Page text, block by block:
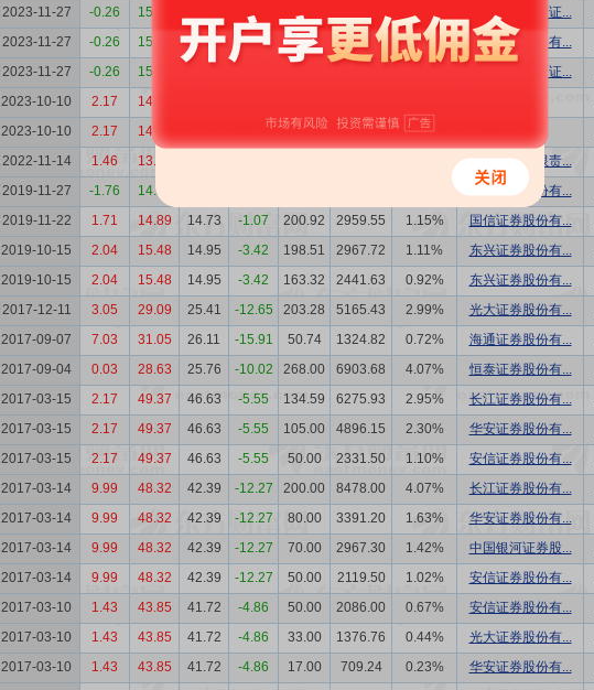
2023-11-27 -0.26 15.11 -7.02 27.36 0.14% 中国中金财富证...
2023-11-27 -0.26 15.11 14.05 -7.02 23.69 332.84 0.13% 长江证券股份有...
2023-11-27 -0.26 15.11 中国中金财富证...
2023-10-10 2.17 14.60
2023-10-10 2.17 14.60 -9.45 116.00 1533.52 0.60%
2022-11-14 1.46 13.23 华福证券有限责...
2019-11-27 -1.76 14.52 国信证券股份有...
2019-11-22 1.71 14.89 14.73 -1.07 200.92 2959.55 1.15% 国信证券股份有...
2019-10-15 2.04 15.48 14.95 -3.42 198.51 2967.72 1.11% 东兴证券股份有...
2019-10-15 2.04 15.48 14.95 -3.42 163.32 2441.63 0.92% 东兴证券股份有...
2017-12-11 3.05 29.09 25.41 -12.65 203.28 5165.43 2.99% 光大证券股份有...
2017-09-07 7.03 31.05 26.11 -15.91 50.74 1324.82 0.72% 海通证券股份有...
2017-09-04 0.03 28.63 25.76 -10.02 268.00 6903.68 4.07% 恒泰证券股份有...
2017-03-15 2.17 49.37 46.63 -5.55 134.59 6275.93 2.95% 长江证券股份有...
2017-03-15 2.17 49.37 46.63 -5.55 105.00 4896.15 2.30% 华安证券股份有...
2017-03-15 2.17 49.37 46.63 -5.55 50.00 2331.50 1.10% 安信证券股份有...
2017-03-14 9.99 48.32 42.39 -12.27 200.00 8478.00 4.07% 长江证券股份有...
2017-03-14 9.99 48.32 42.39 -12.27 80.00 3391.20 1.63% 华安证券股份有...
2017-03-14 9.99 48.32 42.39 -12.27 70.00 2967.30 1.42% 中国银河证券股...
2017-03-14 9.99 48.32 42.39 -12.27 50.00 2119.50 1.02% 安信证券股份有...
2017-03-10 1.43 43.85 41.72 -4.86 50.00 2086.00 0.67% 安信证券股份有...
2017-03-10 1.43 43.85 41.72 -4.86 33.00 1376.76 0.44% 光大证券股份有...
2017-03-10 1.43 43.85 41.72 -4.86 17.00 709.24 0.23% 华安证券股份有...